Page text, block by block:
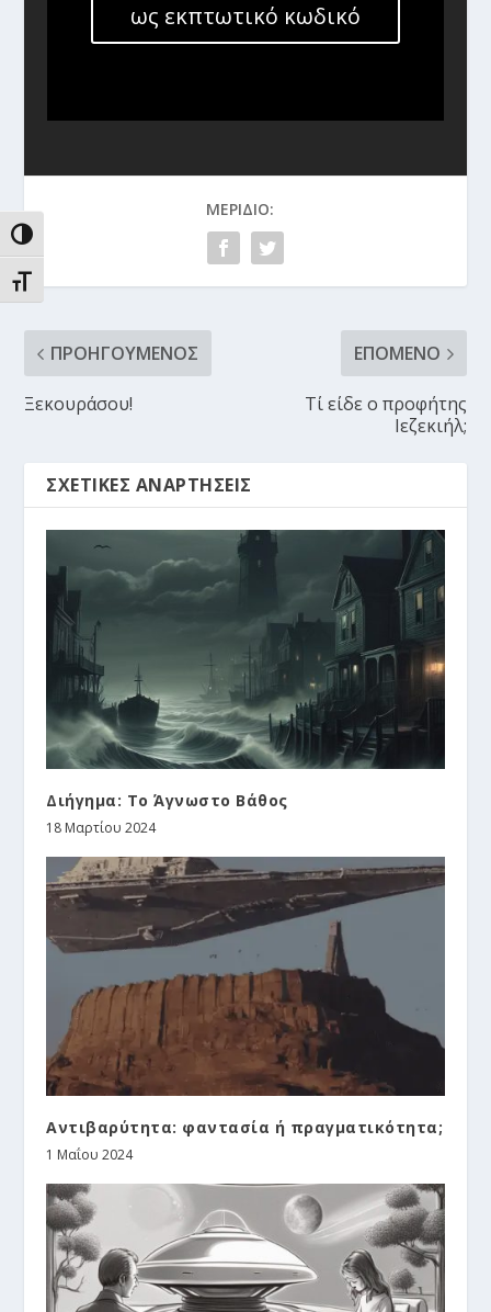
ΕΝΑΛΛΑΓΉ ΥΨΗΛΉΣ ΑΝΤΊΘΕΣΗΣ
ΕΝΑΛΛΑΓΉ ΜΕΓΈΘΟΥΣ ΓΡΑΜΜΆΤΩΝ
ως εκπτωτικό κωδικό
ΜΕΡΊΔΙΟ:
ΠΡΟΗΓΟΎΜΕΝΟΣ
Ξεκουράσου!
ΕΠΌΜΕΝΟ
Τί είδε ο προφήτης
Ιεζεκιήλ;
ΣΧΕΤΙΚΈΣ ΑΝΑΡΤΉΣΕΙΣ
Διήγημα: Το Άγνωστο Βάθος
18 Μαρτίου 2024
Αντιβαρύτητα: φαντασία ή πραγματικότητα;
1 Μαΐου 2024